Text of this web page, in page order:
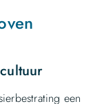
een